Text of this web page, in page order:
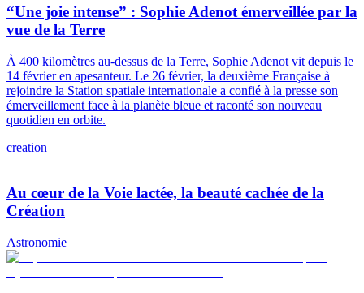
“Une joie intense” : Sophie Adenot émerveillée par la
vue de la Terre
À 400 kilomètres au-dessus de la Terre, Sophie Adenot vit depuis le
14 février en apesanteur. Le 26 février, la deuxième Française à
rejoindre la Station spatiale internationale a confié à la presse son
émerveillement face à la planète bleue et raconté son nouveau
quotidien en orbite.
creation
Au cœur de la Voie lactée, la beauté cachée de la
Création
Astronomie